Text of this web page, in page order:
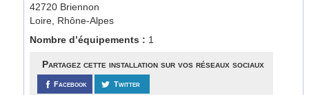
42720 Briennon
Loire, Rhône-Alpes
Nombre d’équipements : 1
Partagez cette installation sur vos réseaux sociaux
Facebook Twitter